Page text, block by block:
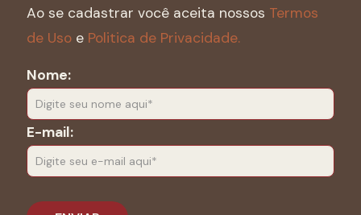
Ao se cadastrar você aceita nossos Termos
de Uso e Politica de Privacidade.
Nome:
E-mail: